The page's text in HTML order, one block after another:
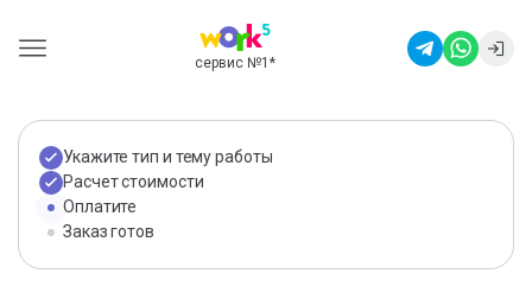
сервис №1 *
Укажите тип и тему работы
Расчет стоимости
Оплатите
Заказ готов